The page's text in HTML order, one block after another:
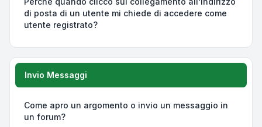
di posta di un utente mi chiede di accedere come
utente registrato?
Invio Messaggi
Come apro un argomento o invio un messaggio in
un forum?